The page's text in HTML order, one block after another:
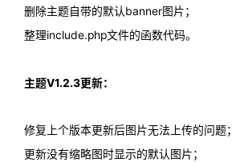
删除主题自带的默认banner图片；
整理include.php文件的函数代码。
主题V1.2.3更新：
修复上个版本更新后图片无法上传的问题；
更新没有缩略图时显示的默认图片；